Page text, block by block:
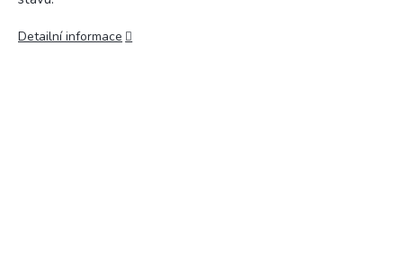
Detailní informace